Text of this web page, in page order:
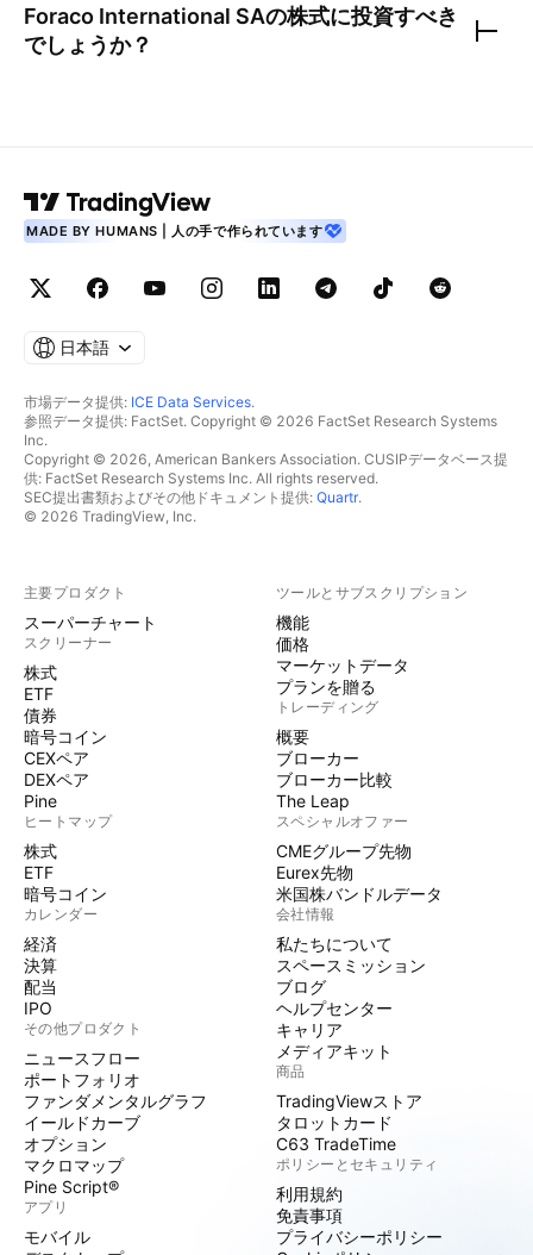
Foraco International SAの株式に投資すべき
でしょうか？
MADE BY HUMANS | 人の手で作られています
日本語
市場データ提供: ICE Data Services.
参照データ提供: FactSet. Copyright © 2026 FactSet Research Systems
Inc.
Copyright © 2026, American Bankers Association. CUSIPデータベース提
供: FactSet Research Systems Inc. All rights reserved.
SEC提出書類およびその他ドキュメント提供: Quartr.
© 2026 TradingView, Inc.
主要プロダクト
スーパーチャート
スクリーナー
株式
ETF
債券
暗号コイン
CEXペア
DEXペア
Pine
ヒートマップ
株式
ETF
暗号コイン
カレンダー
経済
決算
配当
IPO
その他プロダクト
ニュースフロー
ポートフォリオ
ファンダメンタルグラフ
イールドカーブ
オプション
マクロマップ
Pine Script®
アプリ
モバイル
ツールとサブスクリプション
機能
価格
マーケットデータ
プランを贈る
トレーディング
概要
ブローカー
ブローカー比較
The Leap
スペシャルオファー
CMEグループ先物
Eurex先物
米国株バンドルデータ
会社情報
私たちについて
スペースミッション
ブログ
ヘルプセンター
キャリア
メディアキット
商品
TradingViewストア
タロットカード
C63 TradeTime
ポリシーとセキュリティ
利用規約
免責事項
プライバシーポリシー